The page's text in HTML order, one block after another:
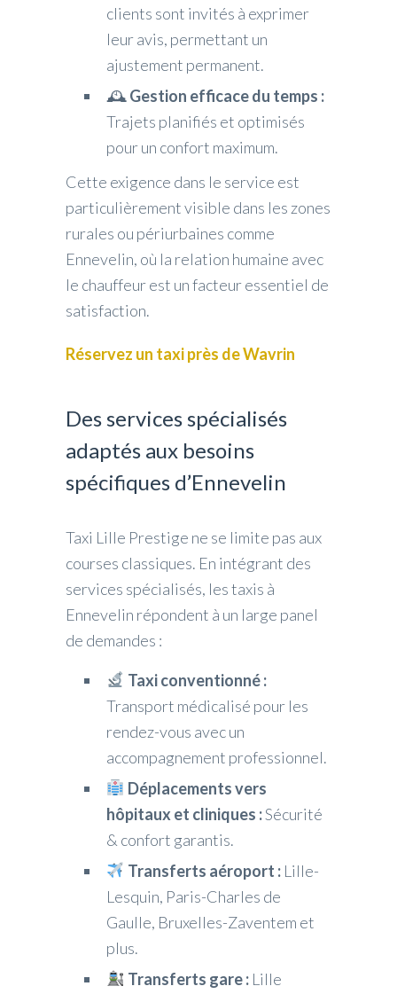
clients sont invités à exprimer
leur avis, permettant un
ajustement permanent.
🕰Gestion efficace du temps :
Trajets planifiés et optimisés
pour un confort maximum.
Cette exigence dans le service est
particulièrement visible dans les zones
rurales ou périurbaines comme
Ennevelin, où la relation humaine avec
le chauffeur est un facteur essentiel de
satisfaction.
Réservez un taxi près de Wavrin
Des services spécialisés
adaptés aux besoins
spécifiques d’Ennevelin
Taxi Lille Prestige ne se limite pas aux
courses classiques. En intégrant des
services spécialisés, les taxis à
Ennevelin répondent à un large panel
de demandes :
Taxi conventionné :
Transport médicalisé pour les
rendez-vous avec un
accompagnement professionnel.
Déplacements vers
hôpitaux et cliniques :Sécurité
& confort garantis.
Transferts aéroport :Lille-
Lesquin, Paris-Charles de
Gaulle, Bruxelles-Zaventem et
plus.
Transferts gare :Lille